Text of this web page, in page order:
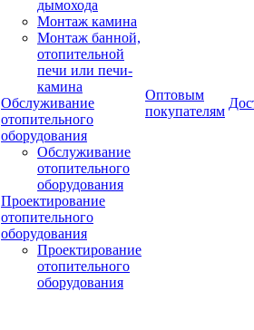
дымохода
Монтаж камина
Монтаж банной,
отопительной
печи или печи-
камина
Обслуживание
отопительного
оборудования
Обслуживание
отопительного
оборудования
Проектирование
отопительного
оборудования
Проектирование
отопительного
оборудования
Оптовым
покупателям